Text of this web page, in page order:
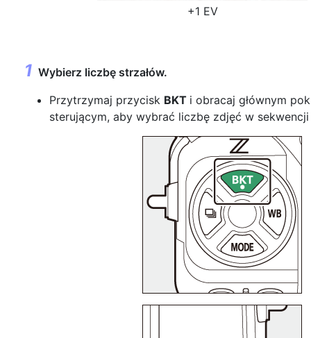
+1 EV
Wybierz liczbę strzałów.
Przytrzymaj przycisk BKT i obracaj głównym
sterującym, aby wybrać liczbę zdjęć w